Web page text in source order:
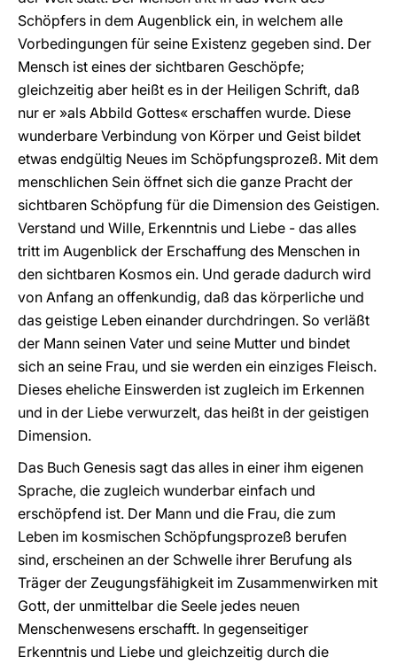
Schöpfers in dem Augenblick ein, in welchem alle
Vorbedingungen für seine Existenz gegeben sind. Der
Mensch ist eines der sichtbaren Geschöpfe;
gleichzeitig aber heißt es in der Heiligen Schrift, daß
nur er »als Abbild Gottes« erschaffen wurde. Diese
wunderbare Verbindung von Körper und Geist bildet
etwas endgültig Neues im Schöpfungsprozeß. Mit dem
menschlichen Sein öffnet sich die ganze Pracht der
sichtbaren Schöpfung für die Dimension des Geistigen.
Verstand und Wille, Erkenntnis und Liebe - das alles
tritt im Augenblick der Erschaffung des Menschen in
den sichtbaren Kosmos ein. Und gerade dadurch wird
von Anfang an offenkundig, daß das körperliche und
das geistige Leben einander durchdringen. So verläßt
der Mann seinen Vater und seine Mutter und bindet
sich an seine Frau, und sie werden ein einziges Fleisch.
Dieses eheliche Einswerden ist zugleich im Erkennen
und in der Liebe verwurzelt, das heißt in der geistigen
Dimension.
Das Buch Genesis sagt das alles in einer ihm eigenen
Sprache, die zugleich wunderbar einfach und
erschöpfend ist. Der Mann und die Frau, die zum
Leben im kosmischen Schöpfungsprozeß berufen
sind, erscheinen an der Schwelle ihrer Berufung als
Träger der Zeugungsfähigkeit im Zusammenwirken mit
Gott, der unmittelbar die Seele jedes neuen
Menschenwesens erschafft. In gegenseitiger
Erkenntnis und Liebe und gleichzeitig durch die